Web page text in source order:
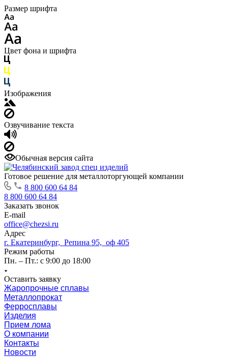
Размер шрифта
Цвет фона и шрифта
Изображения
Озвучивание текста
Обычная версия сайта
Готовое решение для металлоторгующей компании
8 800 600 64 84
8 800 600 64 84
Заказать звонок
E-mail
office@chezsi.ru
Адрес
г. Екатеринбург, Репина 95, оф 405
Режим работы
Пн. – Пт.: с 9:00 до 18:00
Оставить заявку
Жаропрочные сплавы
Металлопрокат
Ферросплавы
Изделия
Прием лома
О компании
Контакты
Новости